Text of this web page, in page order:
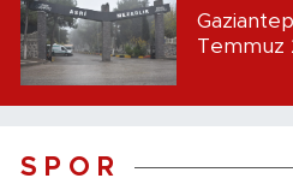
Temmuz
S P O R